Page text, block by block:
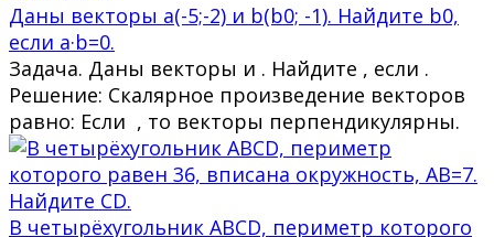
Даны векторы a(-5;-2) и b(b0; -1). Найдите b0,
если a·b=0.
Задача. Даны векторы и . Найдите , если .
Решение: Скалярное произведение векторов
равно: Если , то векторы перпендикулярны.
В четырёхугольник ABCD, периметр которого